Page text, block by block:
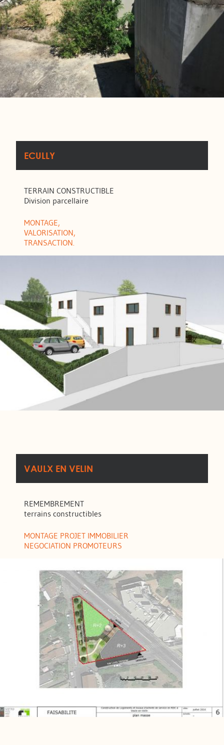
ECULLY
TERRAIN CONSTRUCTIBLE
Division parcellaire
MONTAGE,
VALORISATION,
TRANSACTION.
VAULX EN VELIN
REMEMBREMENT
terrains constructibles
MONTAGE PROJET IMMOBILIER
NEGOCIATION PROMOTEURS